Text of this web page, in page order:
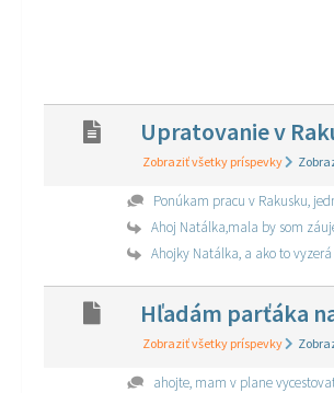
Upratovanie v
Zobraziť všetky príspevky
Ponúkam pracu v Rakusku,
Ahoj Natálka,mala by som
Ahojky Natálka, a ako to
Hľadám parťáka
Zobraziť všetky príspevky
ahojte, mam v plane